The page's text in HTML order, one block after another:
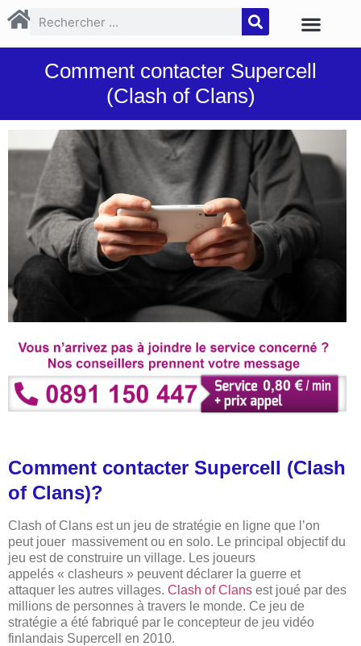
Comment contacter Supercell
(Clash of Clans)
Comment contacter Supercell (Clash
of Clans)?
Clash of Clans est un jeu de stratégie en ligne que l’on
peut jouer massivement ou en solo. Le principal objectif du
jeu est de construire un village. Les joueurs
appelés « clasheurs » peuvent déclarer la guerre et
attaquer les autres villages. Clash of Clans est joué par des
millions de personnes à travers le monde. Ce jeu de
stratégie a été fabriqué par le concepteur de jeu vidéo
finlandais Supercell en 2010.